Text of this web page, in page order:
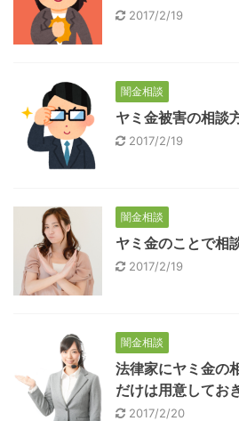
2017/2/19
闇金相談
ヤミ金被害の相談
2017/2/19
闇金相談
ヤミ金のことで相
2017/2/19
闇金相談
法律家にヤミ金の
だけは用意してお
2017/2/20